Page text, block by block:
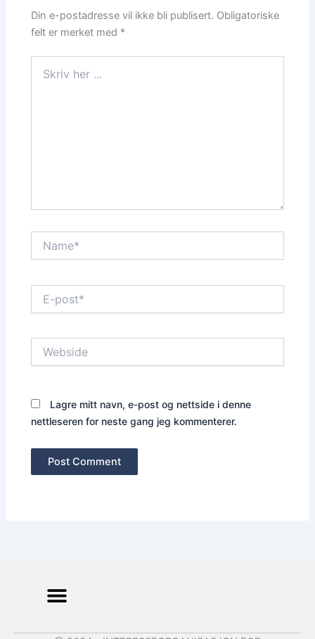
Din e-postadresse vil ikke bli publisert. Obligatoriske
felt er merket med *
her
post*
Lagre mitt navn, e-post og nettside i denne
nettleseren for neste gang jeg kommenterer.